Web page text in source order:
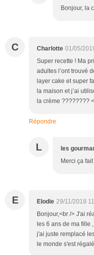
Bonjour, la
C Charlotte 01/05/
Super recette ! Ma
adultes l’ont trouvé
layer cake et super
la maison et j’ai
la crème ????????
Répondre
L les
Merci ça
E Elodie 29/11/2018
Bonjour,<br /> J'ai
les 6 ans de ma fille
j'ai juste remplacé
le monde s'est